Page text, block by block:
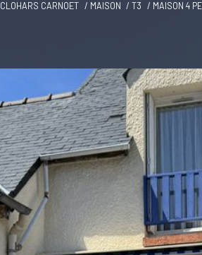
CLOHARS CARNOET MAISON T3 MAISON 4